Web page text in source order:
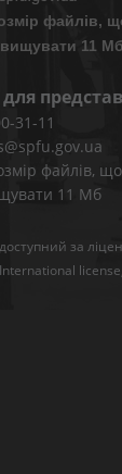
файлів,
11 Мб
для
31-11
файлів,
11 Мб
за
license